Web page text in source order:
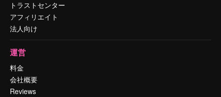
トラストセンター
アフィリエイト
法人向け
運営
料金
会社概要
Reviews